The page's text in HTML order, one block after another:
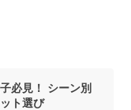
必見！ シーン別
ト選び